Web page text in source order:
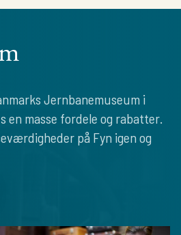
Jernbanemuseum i
en masse fordele og rabatter.
på Fyn igen og